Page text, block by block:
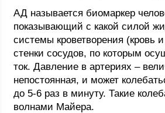
АД называется биомаркер
показывающий с какой силой
системы кроветворения (кровь
стенки сосудов, по которым
ток. Давление в артериях –
непостоянная, и может
до 5-6 раз в минуту. Такие
волнами Майера.